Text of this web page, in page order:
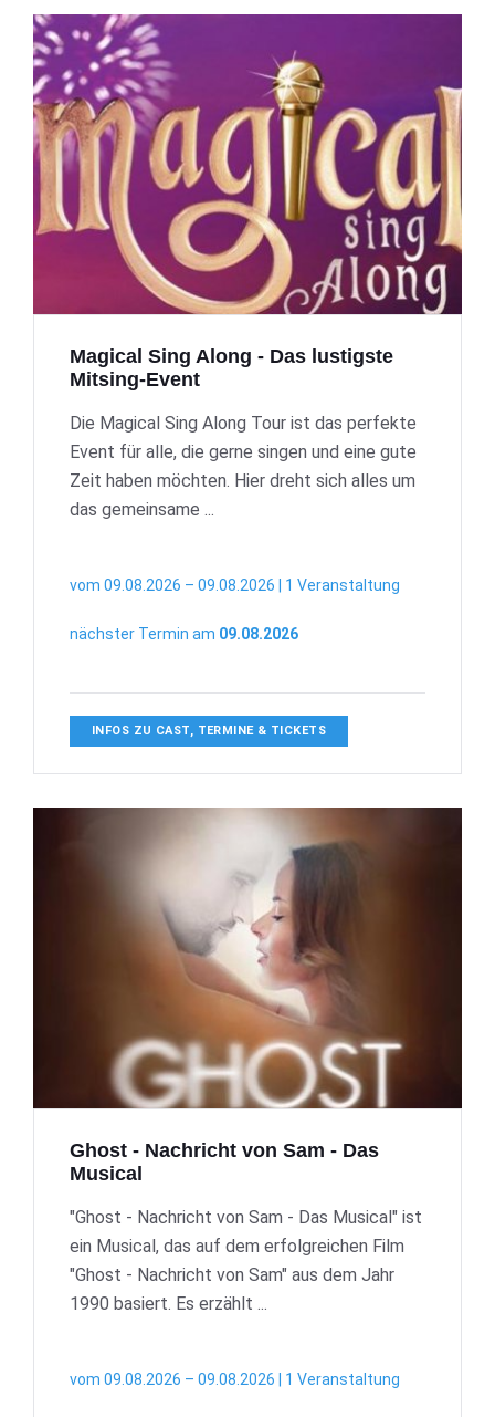
Magical Sing Along - Das lustigste
Mitsing-Event
Die Magical Sing Along Tour ist das perfekte
Event für alle, die gerne singen und eine gute
Zeit haben möchten. Hier dreht sich alles um
das gemeinsame ...
vom 09.08.2026 – 09.08.2026 | 1 Veranstaltung
nächster Termin am 09.08.2026
INFOS ZU CAST, TERMINE & TICKETS
Ghost - Nachricht von Sam - Das
Musical
"Ghost - Nachricht von Sam - Das Musical" ist
ein Musical, das auf dem erfolgreichen Film
"Ghost - Nachricht von Sam" aus dem Jahr
1990 basiert. Es erzählt ...
vom 09.08.2026 – 09.08.2026 | 1 Veranstaltung